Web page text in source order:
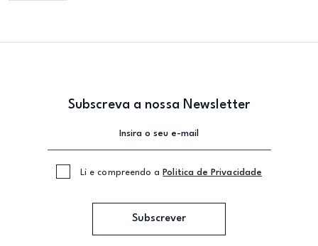
Subscreva a nossa Newsletter
Li e compreendo a Politica de Privacidade
Subscrever